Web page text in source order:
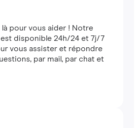
là pour vous aider ! Notre
disponible 24h/24 et 7j/7
vous assister et répondre
par mail, par chat et